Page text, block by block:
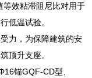
效粘滞阻尼比对用于
低温试验。
力，为保障建筑的安
顶升支座。
锚GQF-CD型、